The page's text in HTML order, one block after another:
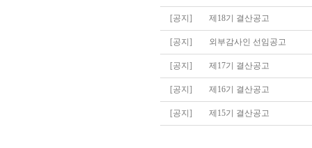
[공지] 제18기 결산공고
[공지] 외부감사인 선임공고
[공지] 제17기 결산공고
[공지] 제16기 결산공고
[공지] 제15기 결산공고